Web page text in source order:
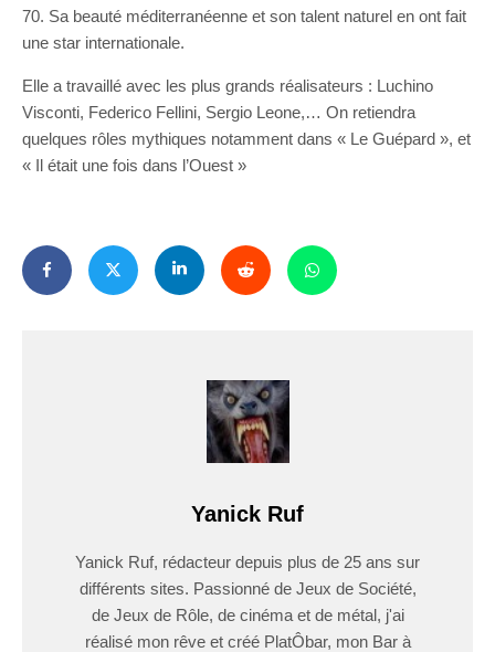
70. Sa beauté méditerranéenne et son talent naturel en ont fait
une star internationale.
Elle a travaillé avec les plus grands réalisateurs : Luchino
Visconti, Federico Fellini, Sergio Leone,… On retiendra
quelques rôles mythiques notamment dans « Le Guépard », et
« Il était une fois dans l’Ouest »
Yanick Ruf
Yanick Ruf, rédacteur depuis plus de 25 ans sur
différents sites. Passionné de Jeux de Société,
de Jeux de Rôle, de cinéma et de métal, j'ai
réalisé mon rêve et créé PlatÔbar, mon Bar à